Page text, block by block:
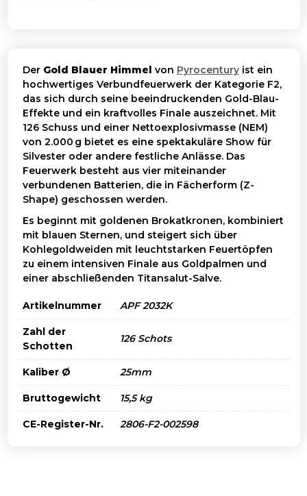
Der Gold Blauer Himmel von Pyrocenturyist ein
hochwertiges Verbundfeuerwerk der Kategorie F2,
das sich durch seine beeindruckenden Gold-Blau-
Effekte und ein kraftvolles Finale auszeichnet. Mit
126 Schuss und einer Nettoexplosivmasse (NEM)
von 2.000 g bietet es eine spektakuläre Show für
Silvester oder andere festliche Anlässe. Das
Feuerwerk besteht aus vier miteinander
verbundenen Batterien, die in Fächerform (Z-
Shape) geschossen werden.
Es beginnt mit goldenen Brokatkronen, kombiniert
mit blauen Sternen, und steigert sich über
Kohlegoldweiden mit leuchtstarken Feuertöpfen
zu einem intensiven Finale aus Goldpalmen und
einer abschließenden Titansalut-Salve.
Artikelnummer APF 2032K
Zahl der
Schotten
126 Schots
Kaliber Ø 25mm
Bruttogewicht 15,5 kg
CE-Register-Nr. 2806-F2-002598